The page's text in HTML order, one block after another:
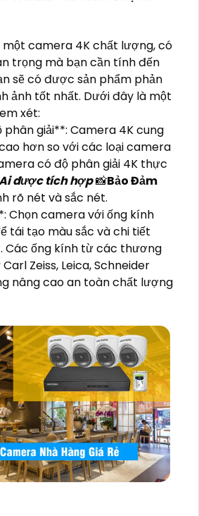
một camera 4K chất lượng, có
trọng mà bạn cần tính đến
sẽ có được sản phẩm phản
ảnh tốt nhất. Dưới đây là một
xét:
phân giải**: Camera 4K cung
hơn so với các loại camera
có độ phân giải 4K thực
được tích hợp📸Bảo Đảm
rõ nét và sắc nét.
Chọn camera với ống kính
tái tạo màu sắc và chi tiết
Các ống kính từ các thương
Zeiss, Leica, Schneider
nâng cao an toàn chất lượng